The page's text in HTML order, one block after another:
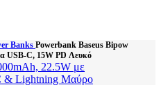
Banks Powerbank Baseus Bipow
USB-C, 15W PD Λευκό